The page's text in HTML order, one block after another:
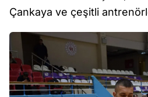
Çankaya ve çeşitli